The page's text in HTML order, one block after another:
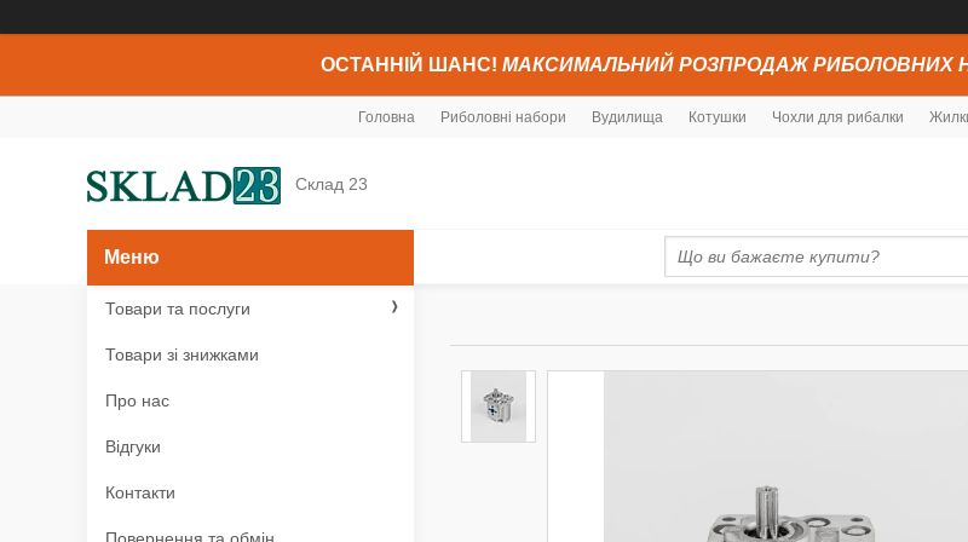
ОСТАННІЙ ШАНС! МАКСИМАЛЬНИЙ РОЗПРОДАЖ РИБОЛОВНИХ
Головна Риболовні набори Вудилища Котушки Чохли для рибалки
Склад 23
Товари та послуги
Товари зі знижками
Про нас
Відгуки
Контакти